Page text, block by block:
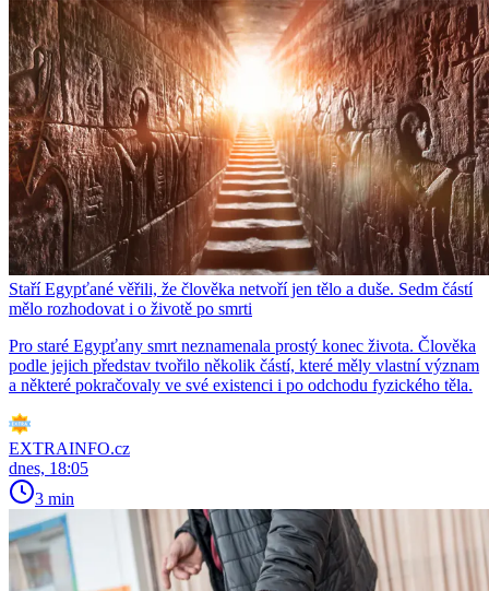
Staří Egypťané věřili, že člověka netvoří jen tělo a duše. Sedm částí
mělo rozhodovat i o životě po smrti
Pro staré Egypťany smrt neznamenala prostý konec života. Člověka
podle jejich představ tvořilo několik částí, které měly vlastní význam
a některé pokračovaly ve své existenci i po odchodu fyzického těla.
EXTRAINFO.cz
dnes, 18:05
3 min